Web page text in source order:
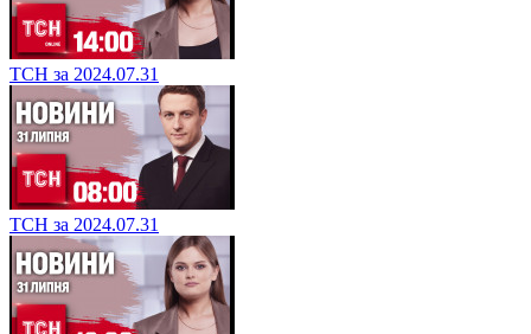
ТСН за 2024.07.31
ТСН за 2024.07.31